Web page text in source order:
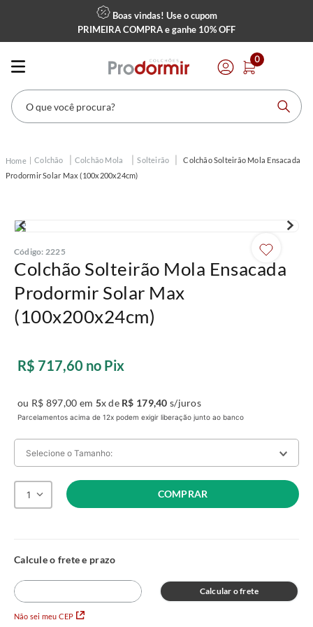
Boas vindas! Use o cupom
PRIMEIRA COMPRAe ganhe 10% OFF
0
O que você procura?
Colchão Colchão Mola Solteirão
Colchão Solteirão Mola Ensacada
Prodormir Solar Max (100x200x24cm)
Código: 2225
Colchão Solteirão Mola Ensacada
Prodormir Solar Max
(100x200x24cm)
R$ 717,60 no Pix
ou R$ 897,00 em 5x de R$ 179,40 s/juros
Parcelamentos acima de 12x podem exigir liberação junto ao banco
Selecione o Tamanho:
A:24 L: 78C:188
Solteiro
A:24L:
A:24
R$ 897,00no Pix
1 COMPRAR
Não sei meu CEP
Calcular o frete